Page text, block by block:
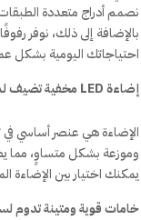
نصمم أدراج متعددة
بالإضافة إلى ذلك، نوفر
احتياجاتك اليومية بشكل
إضاءة LED مخفية تضيف لمسة فخمة ووضوح
وموزعة بشكل متساوٍ، مما
يمكنك اختيار بين الإضاءة
خامات قوية ومتينة تدوم